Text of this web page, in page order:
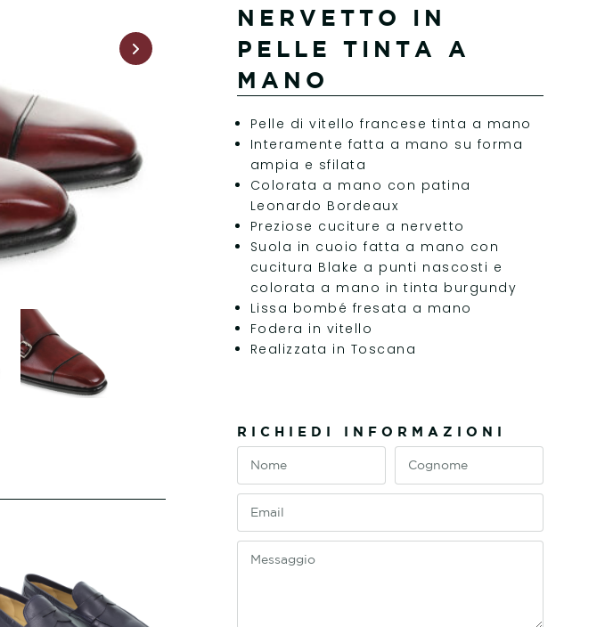
NERVETTO IN
PELLE TINTA A
MANO
Pelle di vitello francese tinta a mano
Interamente fatta a mano su forma
ampia e sfilata
Colorata a mano con patina
Leonardo Bordeaux
Preziose cuciture a nervetto
Suola in cuoio fatta a mano con
cucitura Blake a punti nascosti e
colorata a mano in tinta burgundy
Lissa bombé fresata a mano
Fodera in vitello
Realizzata in Toscana
RICHIEDI INFORMAZIONI